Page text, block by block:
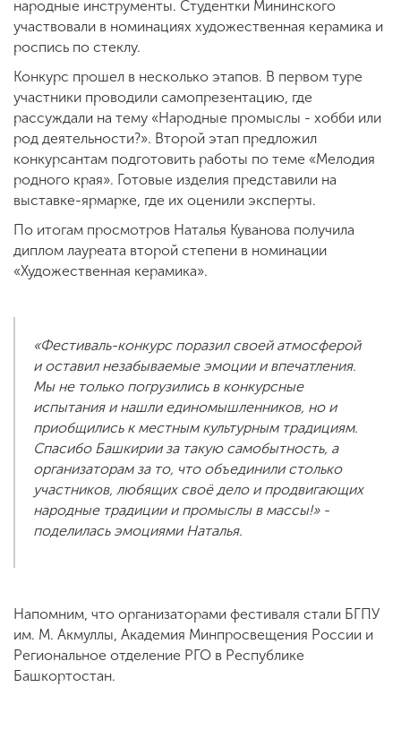
народные инструменты. Студентки Мининского
участвовали в номинациях художественная керамика и
роспись по стеклу.
Конкурс прошел в несколько этапов. В первом туре
участники проводили самопрезентацию, где
рассуждали на тему «Народные промыслы - хобби или
род деятельности?». Второй этап предложил
конкурсантам подготовить работы по теме «Мелодия
родного края». Готовые изделия представили на
выставке-ярмарке, где их оценили эксперты.
По итогам просмотров Наталья Куванова получила
диплом лауреата второй степени в номинации
«Художественная керамика».
«Фестиваль-конкурс поразил своей атмосферой
и оставил незабываемые эмоции и впечатления.
Мы не только погрузились в конкурсные
испытания и нашли единомышленников, но и
приобщились к местным культурным традициям.
Спасибо Башкирии за такую самобытность, а
организаторам за то, что объединили столько
участников, любящих своё дело и продвигающих
народные традиции и промыслы в массы!» -
поделилась эмоциями Наталья.
Напомним, что организаторами фестиваля стали БГПУ
им. М. Акмуллы, Академия Минпросвещения России и
Региональное отделение РГО в Республике
Башкортостан.